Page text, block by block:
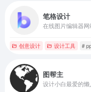
笔格设计
创意设计 设计工具 #
图帮主
设计小白最爱的